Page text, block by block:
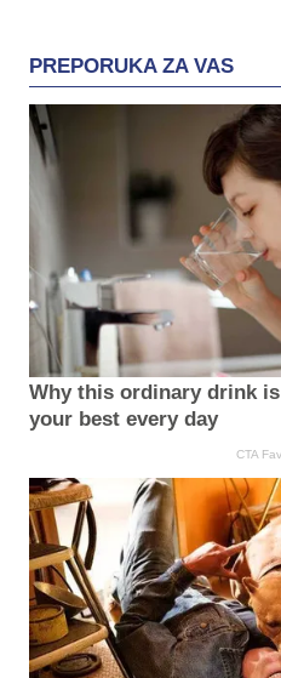
PREPORUKA ZA VAS
Why this ordinary drink
your best every day
CTA